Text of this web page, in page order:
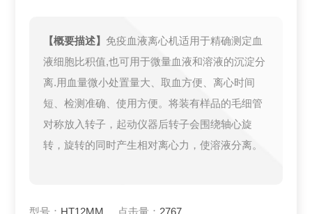
【概要描述】 免疫血液离心机适用于精确测定血
液细胞比积值,也可用于微量血液和溶液的沉淀分
离.用血量微小处置量大、取血方便、离心时间
短、检测准确、使用方便。将装有样品的毛细管
对称放入转子，起动仪器后转子会围绕轴心旋
转，旋转的同时产生相对离心力，使溶液分离。
型号： HT12MM 点击量： 2767